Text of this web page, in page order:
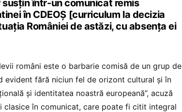
într-un comunicat remis
în CDEOȘ [curriculum la decizia
României de astăzi, cu absența ei
români este o barbarie comisă de un grup de
evident fără niciun fel de orizont cultural și în
și identitatea noastră europeană”, acuză
în comunicat, care poate fi citit integral